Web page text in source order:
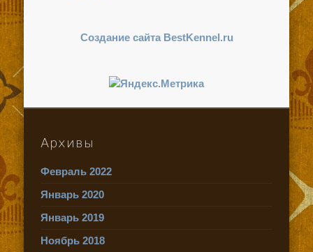
Создание сайта BestKennel.ru
Архивы
Февраль 2022
Январь 2020
Январь 2019
Ноябрь 2018